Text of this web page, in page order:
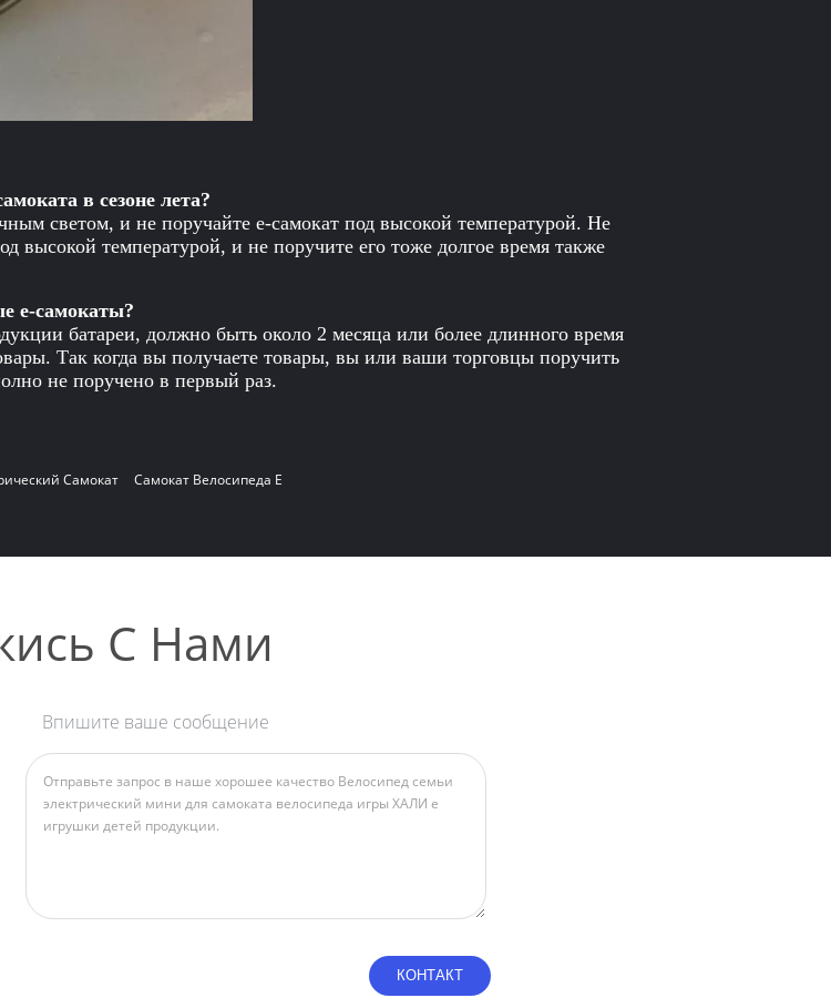
в сезоне лета?
светом, и не поручайте е-самокат под высокой температурой. Не
высокой температурой, и не поручите его тоже долгое время также
е-самокаты?
батареи, должно быть около 2 месяца или более длинного время
Так когда вы получаете товары, вы или ваши торговцы поручить
не поручено в первый раз.
Самокат Самокат Велосипеда E
С Нами
Впишите ваше сообщение